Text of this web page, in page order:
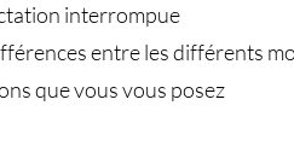
interrompue
entre les différents
que vous vous posez